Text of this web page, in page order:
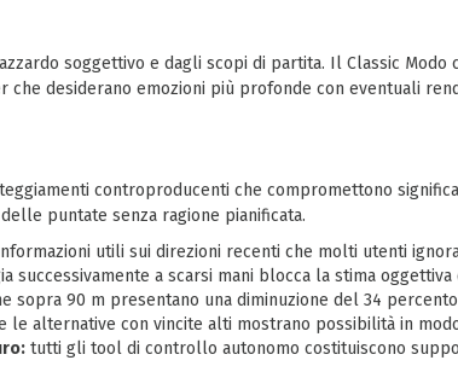
soggettivo e dagli scopi di partita. Il Classic
che desiderano emozioni più profonde con eventuali
controproducenti che compromettono
puntate senza ragione pianificata.
utili sui direzioni recenti che molti utenti
successivamente a scarsi mani blocca la stima
sopra 90 m presentano una diminuzione del 34
le alternative con vincite alti mostrano possibilità in
tutti gli tool di controllo autonomo costituiscono